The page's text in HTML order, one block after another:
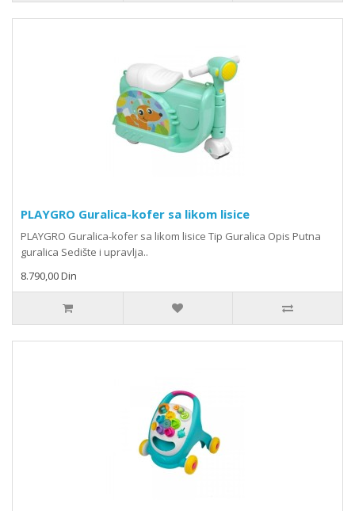
PLAYGRO Guralica-kofer sa likom lisice
PLAYGRO Guralica-kofer sa likom lisice Tip Guralica Opis Putna
guralica Sedište i upravlja..
8.790,00 Din